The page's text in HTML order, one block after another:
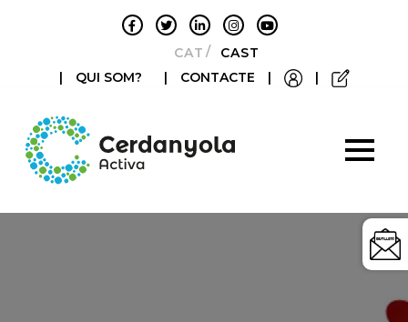
CATALÀCASTELLANO
|
QUI SOM? | CONTACTE | |